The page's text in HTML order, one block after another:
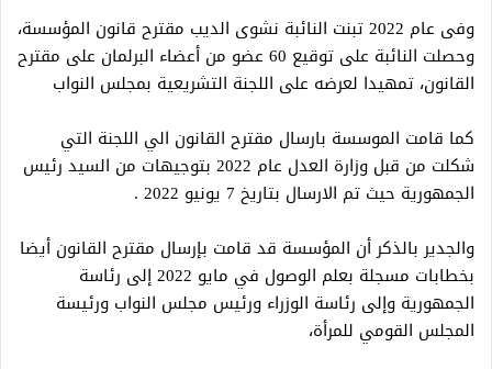
وفى عام 2022 تبنت النائبة نشوى الديب مقترح قانون المؤسسة،
وحصلت النائبة على توقيع 60 عضو من أعضاء البرلمان على مقترح
القانون، تمهيدا لعرضه على اللجنة التشريعية بمجلس النواب
كما قامت الموسسة بارسال مقترح القانون الي اللجنة التي
شكلت من قبل وزارة العدل عام 2022 بتوجيهات من السيد رئيس
الجمهورية حيث تم الارسال بتاريخ 7 يونيو 2022 .
والجدير بالذكر أن المؤسسة قد قامت بإرسال مقترح القانون أيضا
بخطابات مسجلة بعلم الوصول في مايو 2022 إلى رئاسة
الجمهورية وإلى رئاسة الوزراء ورئيس مجلس النواب ورئيسة
المجلس القومي للمرأة،